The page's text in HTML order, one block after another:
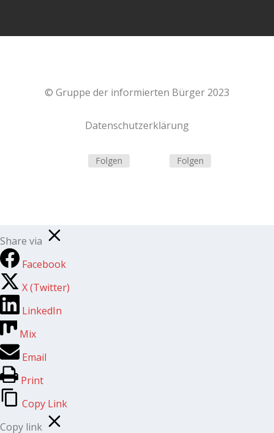
© Gruppe der informierten Bürger 2023
Datenschutzerklärung
Folgen Folgen
Share via
Facebook
X (Twitter)
LinkedIn
Mix
Email
Print
Copy Link
Copy link